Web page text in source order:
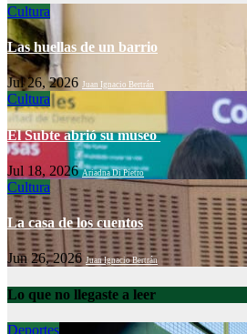
Cultura
Las huellas de un barrio
Jul 26, 2026 Juan Ignacio Bertrán
Cultura
El Subte abrió su museo
Jul 18, 2026Ariadna Di Pietro
Cultura
La casa de los cuentos
Jun 26, 2026 Juan Ignacio Bertrán
Lo que no llegaste a leer
Deportes